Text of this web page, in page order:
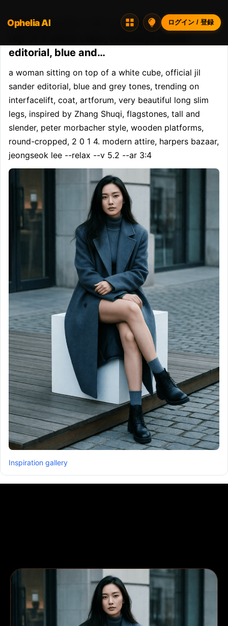
Opheliaai プロンプト:a woman sitting on
editorial, blue and…
a woman sitting on top of a white cube, official jil
sander editorial, blue and grey tones, trending on
interfacelift, coat, artforum, very beautiful long slim
legs, inspired by Zhang Shuqi, flagstones, tall and
slender, peter morbacher style, wooden platforms,
round-cropped, 2 0 1 4. modern attire, harpers bazaar,
jeongseok lee --relax --v 5.2 --ar 3:4
Inspiration gallery
Ophelia AI ログイン / 登録